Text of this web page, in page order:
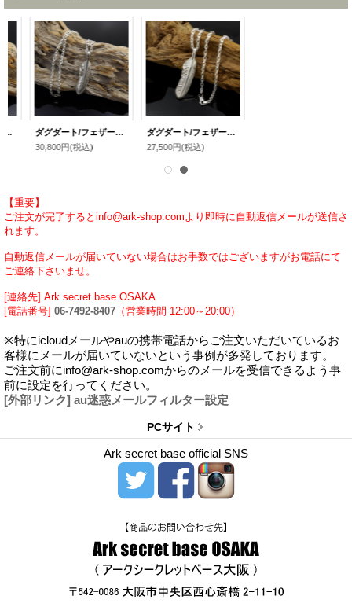
ダグダート/フェザーペンダント(ラージ) 羽 シルバ－925 メンズ DAgDART
30,800円(税込)
ダグダート/フェザーペンダント(スモール) 羽 シルバ－925 メンズ DAgDART
27,500円(税込)
【重要】
ご注文が完了するとinfo@ark-shop.comより即時に自動返信メールが送信さ
れます。
自動返信メールが届いていない場合はお手数ではございますがお電話にて
ご連絡下さいませ。
[連絡先] Ark secret base OSAKA
[電話番号] 06-7492-8407 （営業時間 12:00～20:00）
※特にicloudメールやauの携帯電話からご注文いただいているお
客様にメールが届いていないという事例が多発しております。
ご注文前にinfo@ark-shop.comからのメールを受信できるよう事
前に設定を行ってください。
[外部リンク] au迷惑メールフィルター設定
PCサイト
Ark secret base official SNS